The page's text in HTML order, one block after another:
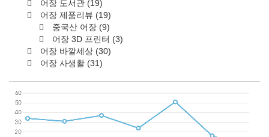
어장 도서관 (19)
어장 제품리뷰 (19)
중국산 어장 (9)
어장 3D 프린터 (3)
어장 바깥세상 (30)
어장 사생활 (31)